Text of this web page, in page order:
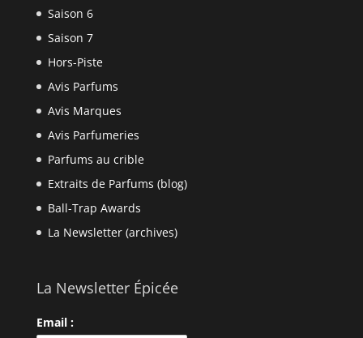
Saison 6
Saison 7
Hors-Piste
Avis Parfums
Avis Marques
Avis Parfumeries
Parfums au crible
Extraits de Parfums (blog)
Ball-Trap Awards
La Newsletter (archives)
La Newsletter Épicée
Email :